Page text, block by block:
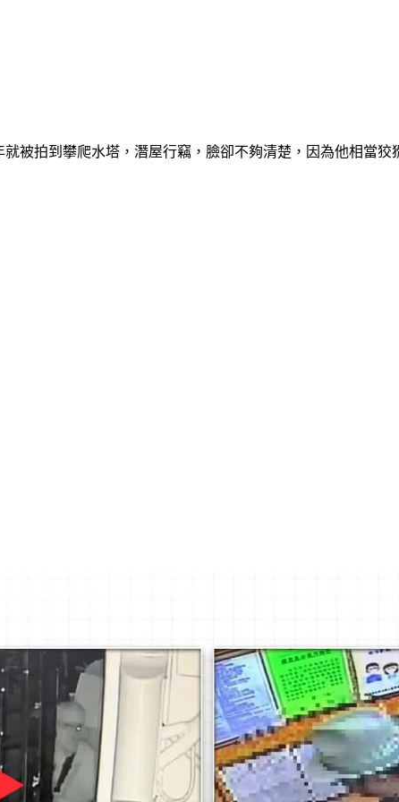
被拍到攀爬水塔，潛屋行竊，臉卻不夠清楚，因為他相當狡